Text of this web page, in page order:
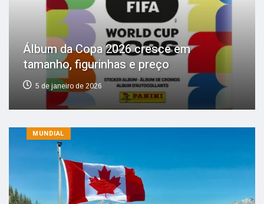
Álbum da Copa 2026 cresce em
tamanho, figurinhas e preço
5 de janeiro de 2026
MUNDIAL